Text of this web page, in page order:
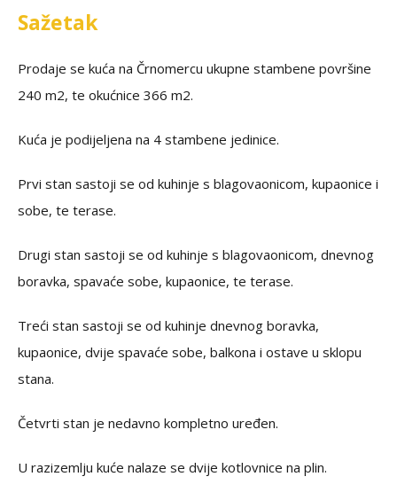
Sažetak
Prodaje se kuća na Črnomercu ukupne stambene površine
240 m2, te okućnice 366 m2.
Kuća je podijeljena na 4 stambene jedinice.
Prvi stan sastoji se od kuhinje s blagovaonicom, kupaonice i
sobe, te terase.
Drugi stan sastoji se od kuhinje s blagovaonicom, dnevnog
boravka, spavaće sobe, kupaonice, te terase.
Treći stan sastoji se od kuhinje dnevnog boravka,
kupaonice, dvije spavaće sobe, balkona i ostave u sklopu
stana.
Četvrti stan je nedavno kompletno uređen.
U razizemlju kuće nalaze se dvije kotlovnice na plin.